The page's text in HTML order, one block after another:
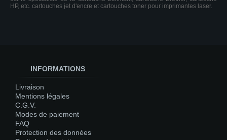
HP, etc. cartouches jet d'encre et cartouches toner pour imprimantes laser.
INFORMATIONS
Livraison
Mentions légales
C.G.V.
Modes de paiement
FAQ
Protection des données